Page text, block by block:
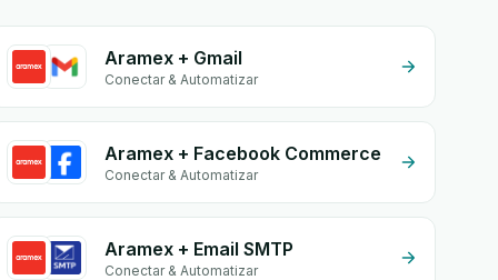
Aramex + Gmail
Conectar & Automatizar
Aramex + Facebook Commerce
Conectar & Automatizar
Aramex + Email SMTP
Conectar & Automatizar